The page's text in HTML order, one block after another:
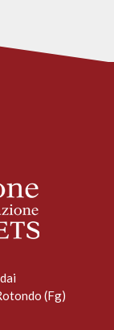
(Fg)